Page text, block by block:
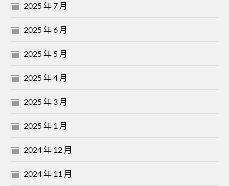
2025 年 7 月
2025 年 6 月
2025 年 5 月
2025 年 4 月
2025 年 3 月
2025 年 1 月
2024 年 12 月
2024 年 11 月